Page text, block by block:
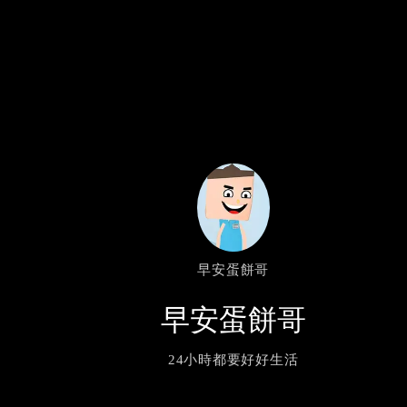
早安蛋餅哥
早安蛋餅哥
24小時都要好好生活